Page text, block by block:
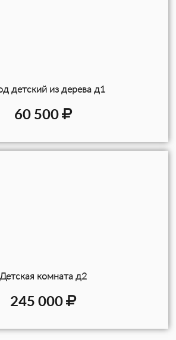
детский из дерева д1
60 500
Детская комната д2
245 000